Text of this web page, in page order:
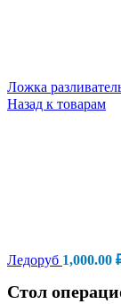
Ложка
Назад к товарам
Ледоруб 1,000.00
Стол